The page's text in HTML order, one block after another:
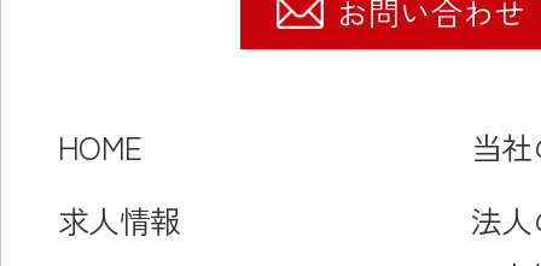
お問い合わせ
HOME
求人情報
当
法